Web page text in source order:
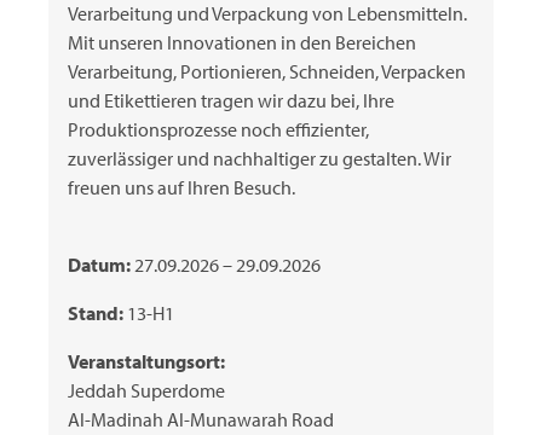
Verarbeitung und Verpackung von Lebensmitteln.
Mit unseren Innovationen in den Bereichen
Verarbeitung, Portionieren, Schneiden, Verpacken
und Etikettieren tragen wir dazu bei, Ihre
Produktionsprozesse noch effizienter,
zuverlässiger und nachhaltiger zu gestalten. Wir
freuen uns auf Ihren Besuch.
Datum:27.09.2026 – 29.09.2026
Stand: 13-H1
Veranstaltungsort:
Jeddah Superdome
Al-Madinah Al-Munawarah Road